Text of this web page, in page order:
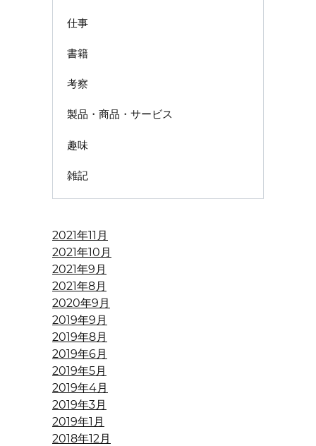
仕事
書籍
考察
製品・商品・サービス
趣味
雑記
2021年11月
2021年10月
2021年9月
2021年8月
2020年9月
2019年9月
2019年8月
2019年6月
2019年5月
2019年4月
2019年3月
2019年1月
2018年12月